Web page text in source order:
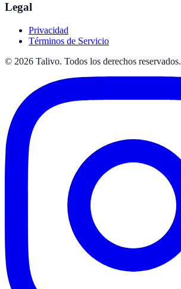
Legal
Privacidad
Términos de Servicio
© 2026 Talivo. Todos los derechos reservados.